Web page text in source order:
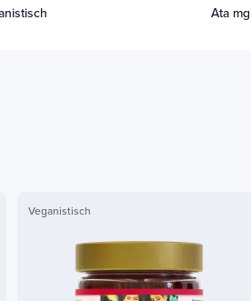
Ata mg
Veganistisch